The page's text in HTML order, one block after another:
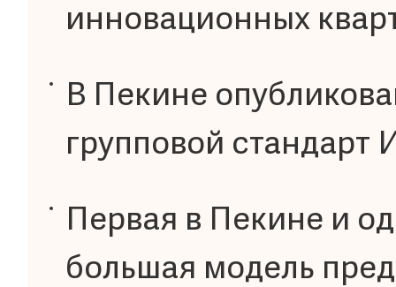
инновационных
В Пекине
групповой
Первая в Пекине и
большая модель